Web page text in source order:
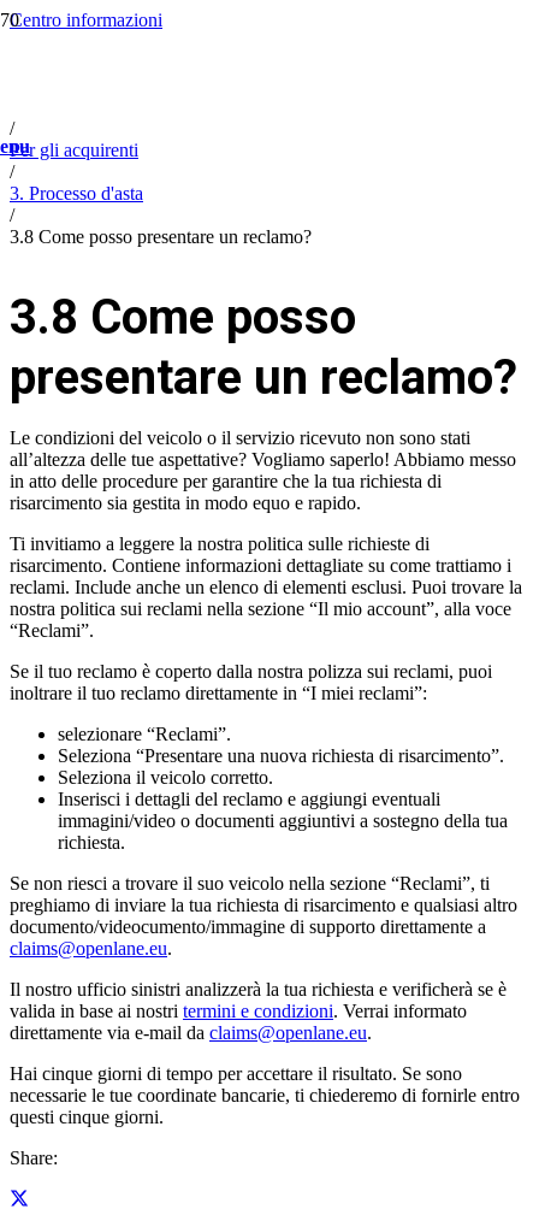
Centro informazioni
/
Per gli acquirenti
/
3. Processo d'asta
/
3.8 Come posso presentare un reclamo?
3.8 Come posso
presentare un reclamo?
Le condizioni del veicolo o il servizio ricevuto non sono stati
all’altezza delle tue aspettative? Vogliamo saperlo! Abbiamo messo
in atto delle procedure per garantire che la tua richiesta di
risarcimento sia gestita in modo equo e rapido.
Ti invitiamo a leggere la nostra politica sulle richieste di
risarcimento. Contiene informazioni dettagliate su come trattiamo i
reclami. Include anche un elenco di elementi esclusi. Puoi trovare la
nostra politica sui reclami nella sezione “Il mio account”, alla voce
“Reclami”.
Se il tuo reclamo è coperto dalla nostra polizza sui reclami, puoi
inoltrare il tuo reclamo direttamente in “I miei reclami”:
selezionare “Reclami”.
Seleziona “Presentare una nuova richiesta di risarcimento”.
Seleziona il veicolo corretto.
Inserisci i dettagli del reclamo e aggiungi eventuali
immagini/video o documenti aggiuntivi a sostegno della tua
richiesta.
Se non riesci a trovare il suo veicolo nella sezione “Reclami”, ti
preghiamo di inviare la tua richiesta di risarcimento e qualsiasi altro
documento/videocumento/immagine di supporto direttamente a
claims@openlane.eu.
Il nostro ufficio sinistri analizzerà la tua richiesta e verificherà se è
valida in base ai nostri termini e condizioni. Verrai informato
direttamente via e-mail da claims@openlane.eu.
Hai cinque giorni di tempo per accettare il risultato. Se sono
necessarie le tue coordinate bancarie, ti chiederemo di fornirle entro
questi cinque giorni.
Share: